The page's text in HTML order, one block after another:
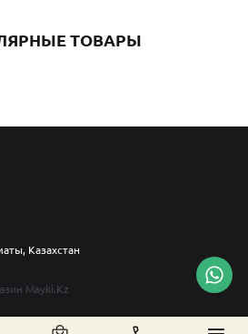
ТОВАРЫ
Казахстан
Mayki.Kz